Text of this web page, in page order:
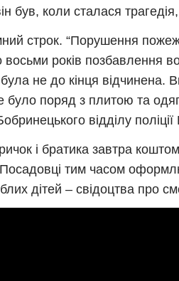
був, коли сталася
строк. “Порушення
восьми років позбавлення
не до кінця відчинена.
було поряд з плитою та
відділу
і братика завтра
тим часом
дітей – свідоцтва про